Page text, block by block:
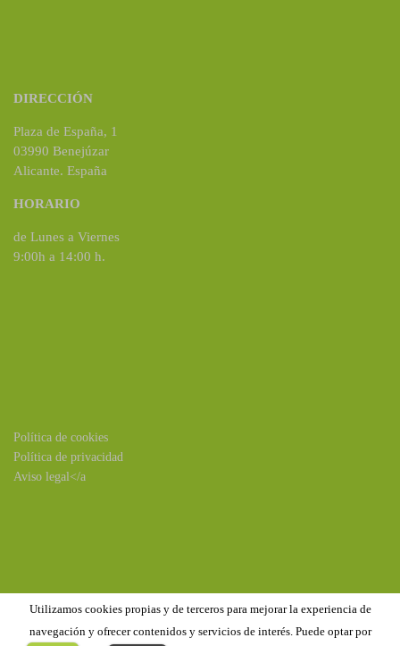
Utilizamos cookies propias y de terceros para mejorar la experiencia de
navegación y ofrecer contenidos y servicios de interés. Puede optar por
DIRECCIÓN
Plaza de España, 1
03990 Benejúzar
Alicante. España
HORARIO
de Lunes a Viernes
9:00h a 14:00 h.
Política de cookies
Política de privacidad
Aviso legal</a